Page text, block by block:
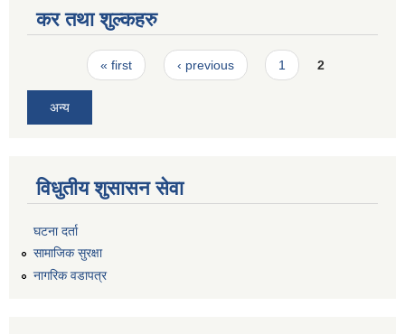
कर तथा शुल्कहरु
Pages« first ‹ previous 1 2
अन्य
विधुतीय शुसासन सेवा
घटना दर्ता
सामाजिक सुरक्षा
नागरिक वडापत्र